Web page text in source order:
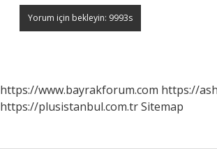
https://www.bayrakforum.com https://
https://plusistanbul.com.trSitemap